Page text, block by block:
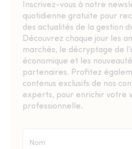
Inscrivez-vous à notre
quotidienne gratuite pour
des actualités de la gestion
Découvrez chaque jour les
marchés, le décryptage de
économique et les
partenaires. Profitez
contenus exclusifs de nos
experts, pour enrichir votre
professionnelle.